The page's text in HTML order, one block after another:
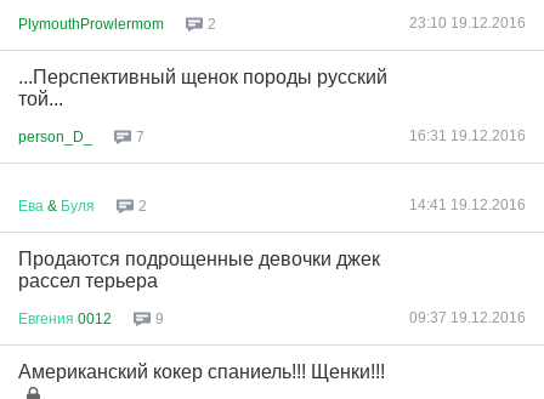
PlymouthProwlermom 2 23:10 19.12.2016
...Перспективный щенок породы русский
той...
person_D_ 7 16:31 19.12.2016
Ева & Буля 2 14:41 19.12.2016
Продаются подрощенные девочки джек
рассел терьера
Евгения 0012 9 09:37 19.12.2016
Американский кокер спаниель!!! Щенки!!!